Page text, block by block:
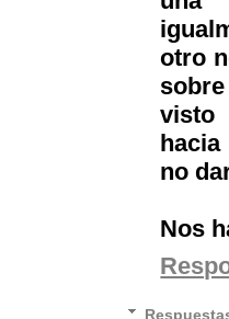
otro
visto
no
Nos